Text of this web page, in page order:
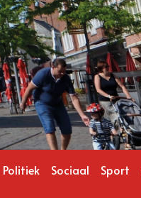
Politiek Sociaal Sport